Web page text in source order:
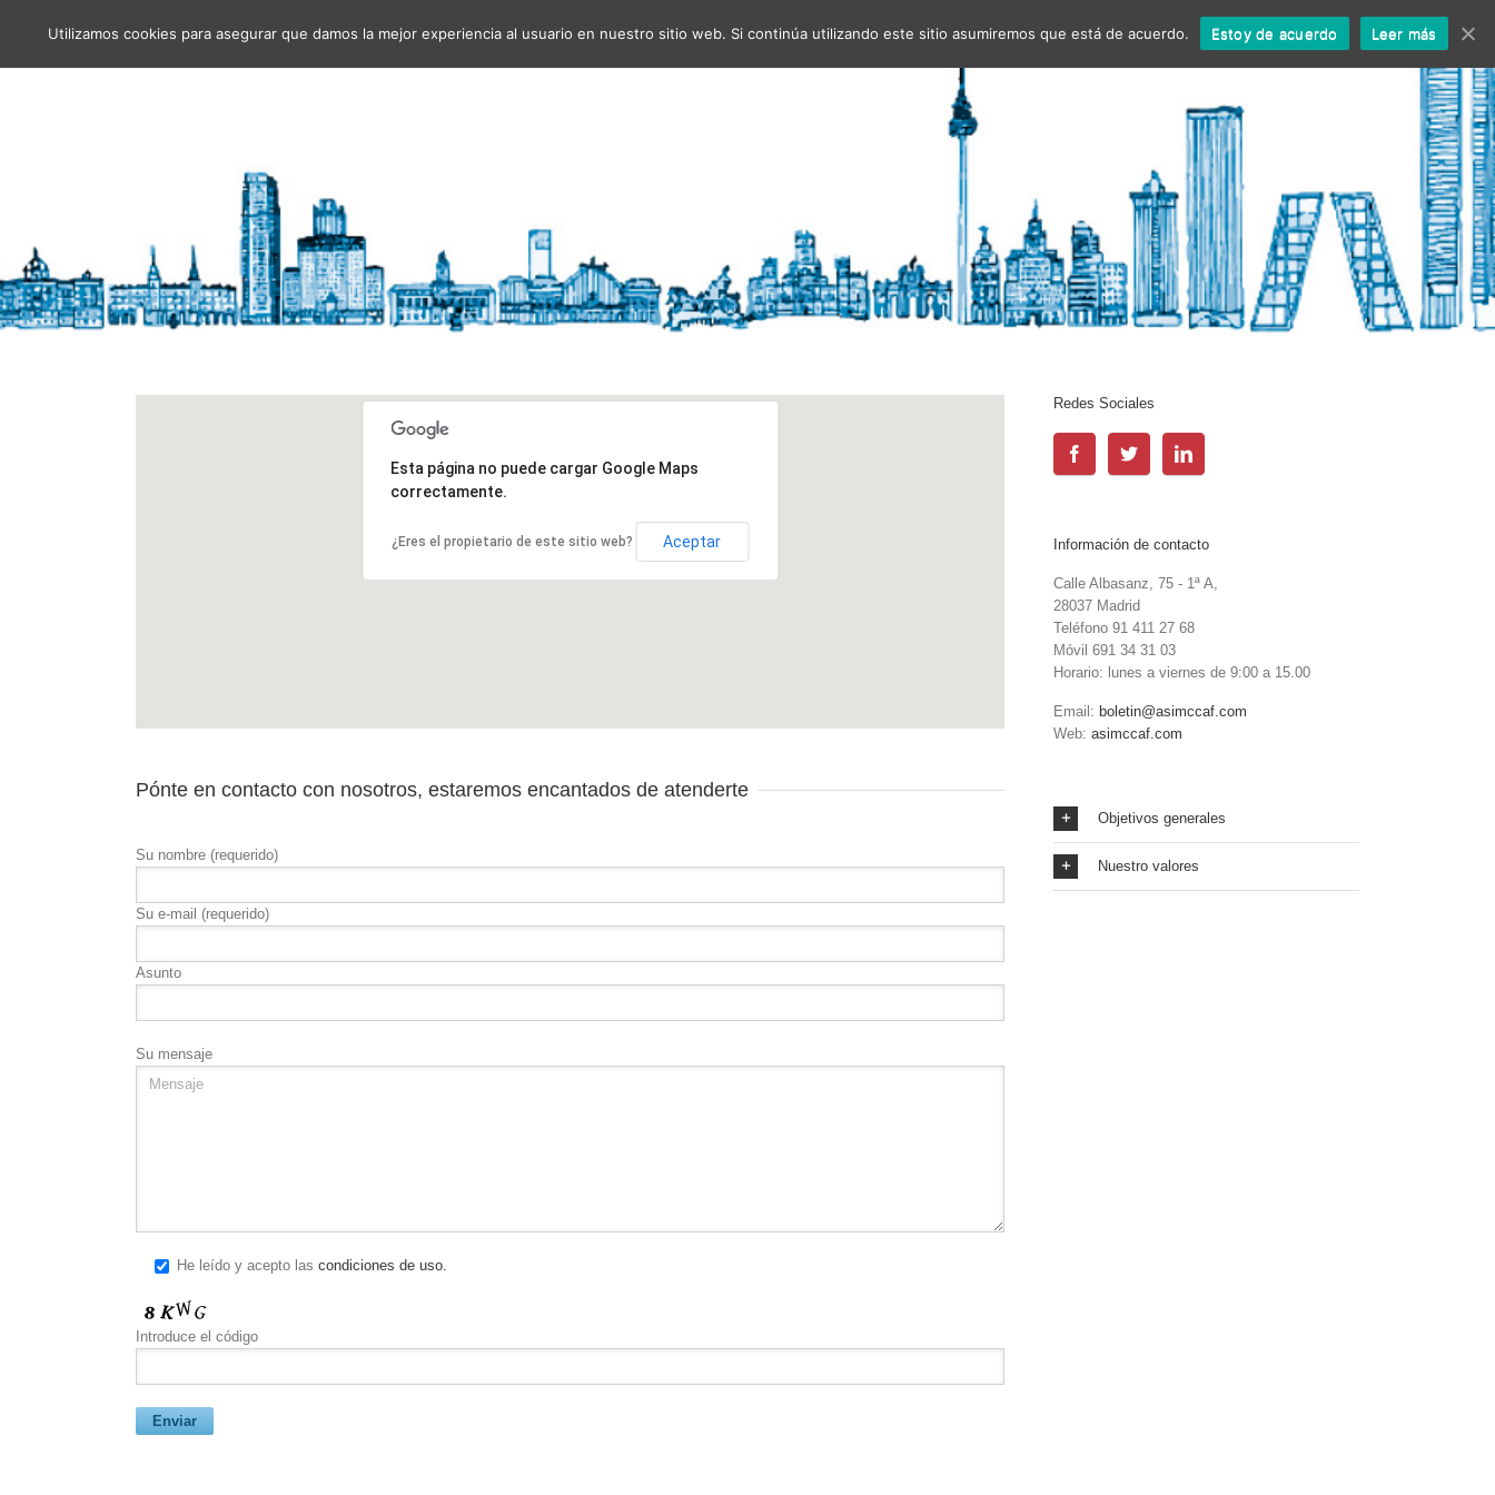
Noticias Boletín Asimccaf Acceder
Esta página no puede cargar Google Maps
correctamente.
¿Eres el propietario de este sitio web? Aceptar
Pónte en contacto con nosotros, estaremos encantados de atenderte
Su nombre (requerido)
Su e-mail (requerido)
Asunto
Su mensaje
He leído y acepto las condiciones de uso.
Introduce el código
Redes Sociales
Información de contacto
Calle Albasanz, 75 - 1ª A,
28037 Madrid
Teléfono 91 411 27 68
Móvil 691 34 31 03
Horario: lunes a viernes de 9:00 a 15.00
Email: boletin@asimccaf.com
Web: asimccaf.com
Objetivos generales
Nuestro valores
Utilizamos cookies para asegurar que damos la mejor experiencia al usuario en nuestro sitio web. Si continúa utilizando este sitio asumiremos que está de acuerdo. Estoy de acuerdo Leer más